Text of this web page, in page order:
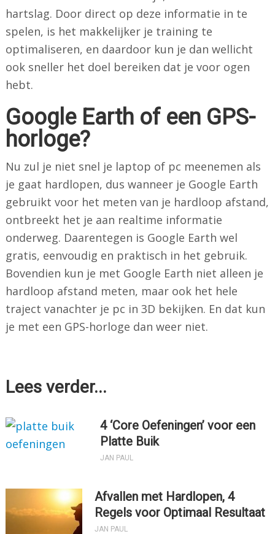
hartslag. Door direct op deze informatie in te
spelen, is het makkelijker je training te
optimaliseren, en daardoor kun je dan wellicht
ook sneller het doel bereiken dat je voor ogen
hebt.
Google Earth of een GPS-
horloge?
Nu zul je niet snel je laptop of pc meenemen als
je gaat hardlopen, dus wanneer je Google Earth
gebruikt voor het meten van je hardloop afstand,
ontbreekt het je aan realtime informatie
onderweg. Daarentegen is Google Earth wel
gratis, eenvoudig en praktisch in het gebruik.
Bovendien kun je met Google Earth niet alleen je
hardloop afstand meten, maar ook het hele
traject vanachter je pc in 3D bekijken. En dat kun
je met een GPS-horloge dan weer niet.
Lees verder...
4 ‘Core Oefeningen’ voor een
Platte Buik
JAN PAUL
Afvallen met Hardlopen, 4
Regels voor Optimaal Resultaat
JAN PAUL